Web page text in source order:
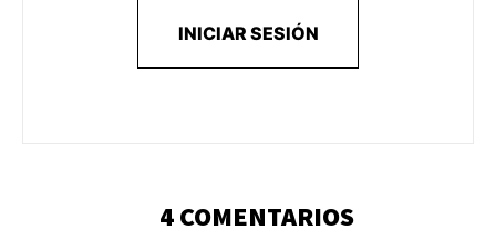
INICIAR SESIÓN
4 COMENTARIOS